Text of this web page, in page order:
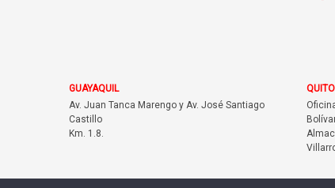
GUAYAQUIL
Av. Juan Tanca Marengo y Av. José Santiago
Castillo
Km. 1.8.
QUITO